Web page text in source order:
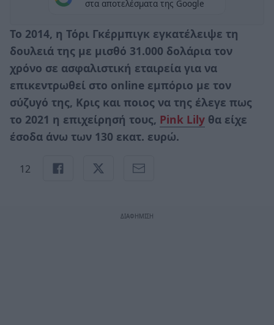
στα αποτελέσματα της Google
Το 2014, η Τόρι Γκέρμπιγκ εγκατέλειψε τη
δουλειά της με μισθό 31.000 δολάρια τον
χρόνο σε ασφαλιστική εταιρεία για να
επικεντρωθεί στο online εμπόριο με τον
σύζυγό της, Κρις και ποιος να της έλεγε πως
το 2021 η επιχείρησή τους, Pink Lily θα είχε
έσοδα άνω των 130 εκατ. ευρώ.
12